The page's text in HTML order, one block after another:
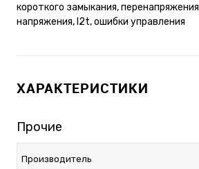
короткого замыкания,
напряжения, I2t, ошибки управления
ХАРАКТЕРИСТИКИ
Прочие
Производитель